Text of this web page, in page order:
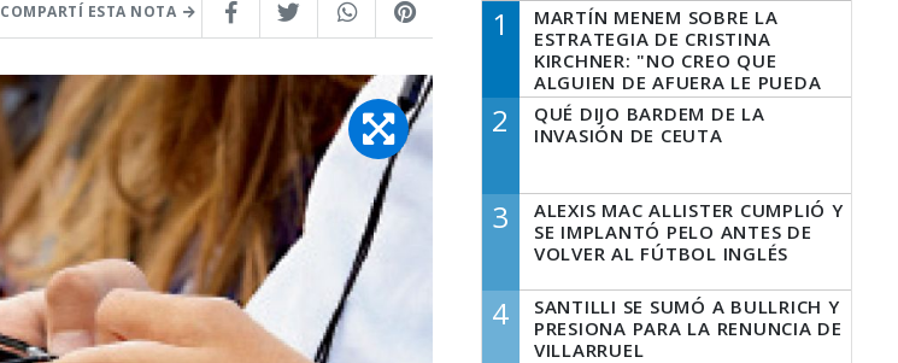
COMPARTÍ ESTA NOTA 1
MARTÍN MENEM SOBRE LA
ESTRATEGIA DE CRISTINA
KIRCHNER: "NO CREO QUE
ALGUIEN DE AFUERA LE PUEDA
DECIR A LA JUSTICIA LO QUE
TIENE QUE HACER"
2
QUÉ DIJO BARDEM DE LA
INVASIÓN DE CEUTA
3
ALEXIS MAC ALLISTER CUMPLIÓ Y
SE IMPLANTÓ PELO ANTES DE
VOLVER AL FÚTBOL INGLÉS
4
SANTILLI SE SUMÓ A BULLRICH Y
PRESIONA PARA LA RENUNCIA DE
VILLARRUEL